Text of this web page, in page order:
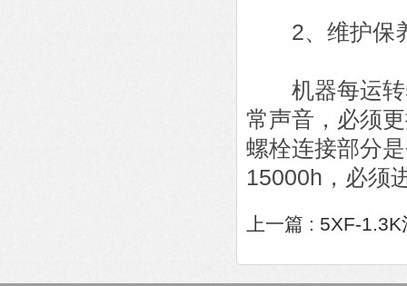
2、维护保
机器每运转
常声音，必须
螺栓连接部分
15000h，必须
上一篇 : 5XF-1.3K